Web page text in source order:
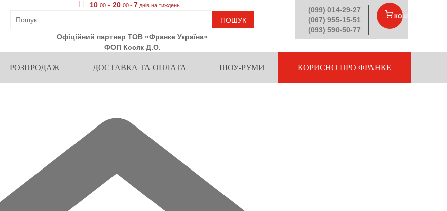
10 .00 -20 .00 -7 днів на тиждень
ПОШУК
Офіційний партнер ТОВ «Франке Україна»
ФОП Косяк Д.О.
(099) 014-29-27
(067) 955-15-51
(093) 590-50-77
КОШИК
РОЗПРОДАЖ ДОСТАВКА ТА ОПЛАТА ШОУ-РУМИ КОРИСНО ПРО ФРАНКЕ